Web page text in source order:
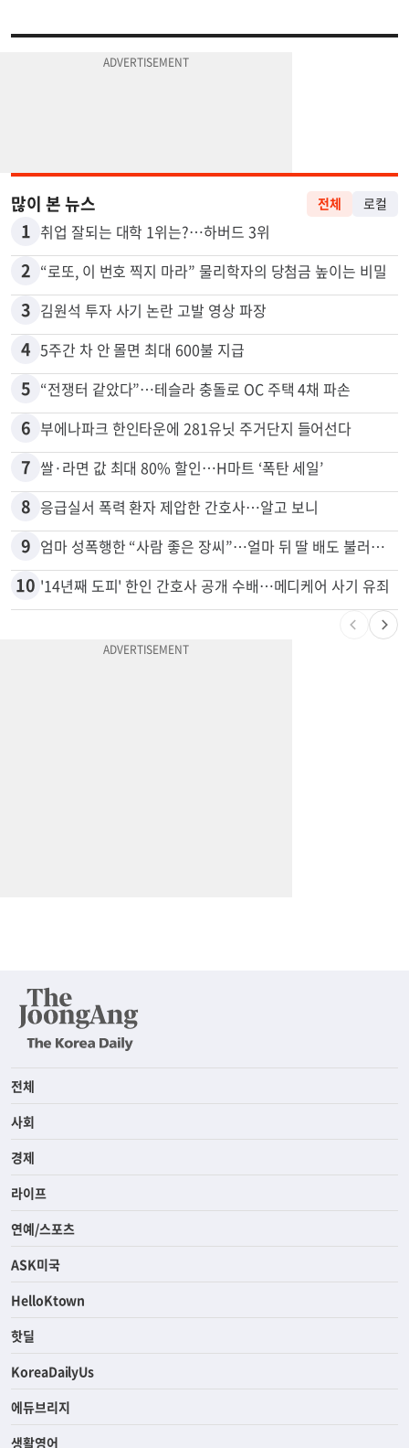
많이 본 뉴스 전체 로컬
1 취업 잘되는 대학 1위는?…하버드 3위
2 “로또, 이 번호 찍지 마라” 물리학자의 당첨금 높이는 비밀
3 김원석 투자 사기 논란 고발 영상 파장
4 5주간 차 안 몰면 최대 600불 지급
5 “전쟁터 같았다”…테슬라 충돌로 OC 주택 4채 파손
6 부에나파크 한인타운에 281유닛 주거단지 들어선다
7 쌀·라면 값 최대 80% 할인…H마트 ‘폭탄 세일’
8 응급실서 폭력 환자 제압한 간호사…알고 보니
9 엄마 성폭행한 “사람 좋은 장씨”…얼마 뒤 딸 배도 불러왔다
10 '14년째 도피' 한인 간호사 공개 수배…메디케어 사기 유죄
전체
사회
경제
라이프
연예/스포츠
ASK미국
HelloKtown
핫딜
KoreaDailyUs
에듀브리지
생활영어